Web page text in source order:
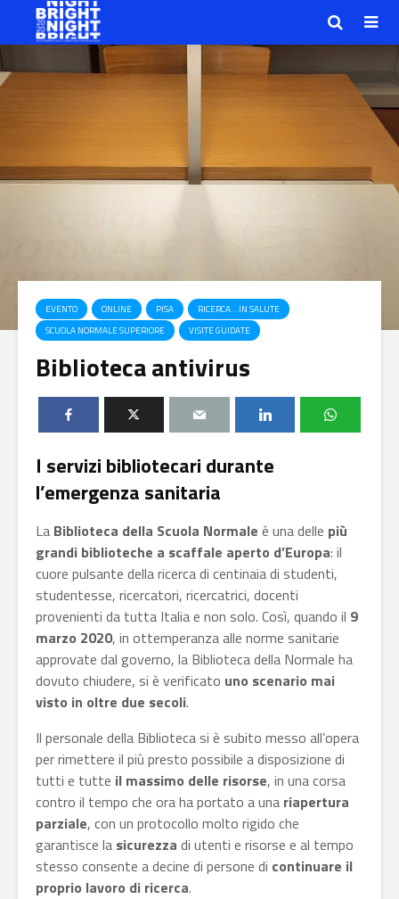
EVENTO ONLINE PISA
RICERCA…IN SALUTE
SCUOLA NORMALE SUPERIORE
VISITE GUIDATE
Biblioteca antivirus
I servizi bibliotecari durante
l’emergenza sanitaria
La Biblioteca della Scuola Normale è una delle più
grandi biblioteche a scaffale aperto d’Europa: il
cuore pulsante della ricerca di centinaia di studenti,
studentesse, ricercatori, ricercatrici, docenti
provenienti da tutta Italia e non solo. Così, quando il 9
marzo 2020, in ottemperanza alle norme sanitarie
approvate dal governo, la Biblioteca della Normale ha
dovuto chiudere, si è verificato uno scenario mai
visto in oltre due secoli.
Il personale della Biblioteca si è subito messo all’opera
per rimettere il più presto possibile a disposizione di
tutti e tutte il massimo delle risorse, in una corsa
contro il tempo che ora ha portato a una riapertura
parziale, con un protocollo molto rigido che
garantisce la sicurezza di utenti e risorse e al tempo
stesso consente a decine di persone di continuare il
proprio lavoro di ricerca.